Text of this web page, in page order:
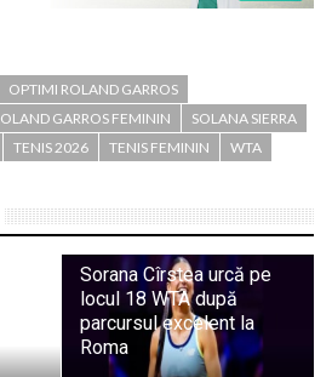
OPTIMI ROLAND GARROS
GARROS FEMININ
SOLANA SIERRA
TENIS 2026 TENIS FEMININ WTA
Sorana Cîrstea urcă pe
locul 18 WTA după
parcursul excelent la
Roma